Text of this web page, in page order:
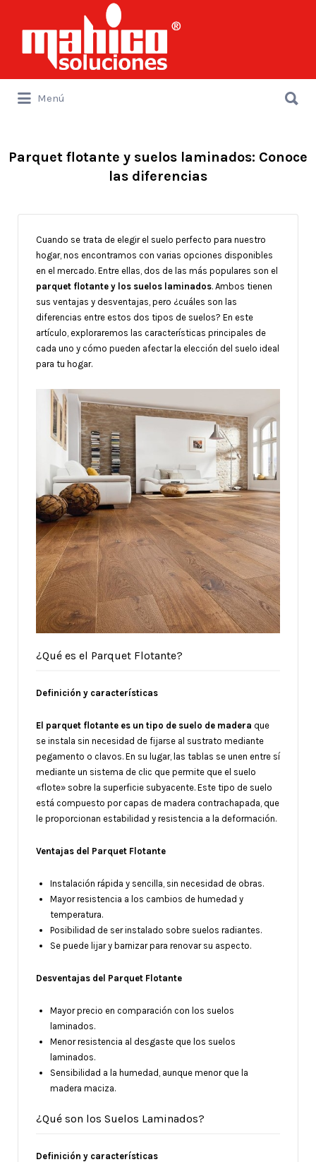
por:
Menú
por:
Parquet flotante y suelos laminados: Conoce
las diferencias
Cuando se trata de elegir el suelo perfecto para nuestro
hogar, nos encontramos con varias opciones disponibles
en el mercado. Entre ellas, dos de las más populares son el
parquet flotante y los suelos laminados. Ambos tienen
sus ventajas y desventajas, pero ¿cuáles son las
diferencias entre estos dos tipos de suelos? En este
artículo, exploraremos las características principales de
cada uno y cómo pueden afectar la elección del suelo ideal
para tu hogar.
¿Qué es el Parquet Flotante?
Definición y características
El parquet flotante es un tipo de suelo de madera que
se instala sin necesidad de fijarse al sustrato mediante
pegamento o clavos. En su lugar, las tablas se unen entre sí
mediante un sistema de clic que permite que el suelo
«flote» sobre la superficie subyacente. Este tipo de suelo
está compuesto por capas de madera contrachapada, que
le proporcionan estabilidad y resistencia a la deformación.
Ventajas del Parquet Flotante
Instalación rápida y sencilla, sin necesidad de obras.
Mayor resistencia a los cambios de humedad y
temperatura.
Posibilidad de ser instalado sobre suelos radiantes.
Se puede lijar y barnizar para renovar su aspecto.
Desventajas del Parquet Flotante
Mayor precio en comparación con los suelos
laminados.
Menor resistencia al desgaste que los suelos
laminados.
Sensibilidad a la humedad, aunque menor que la
madera maciza.
¿Qué son los Suelos Laminados?
Definición y características